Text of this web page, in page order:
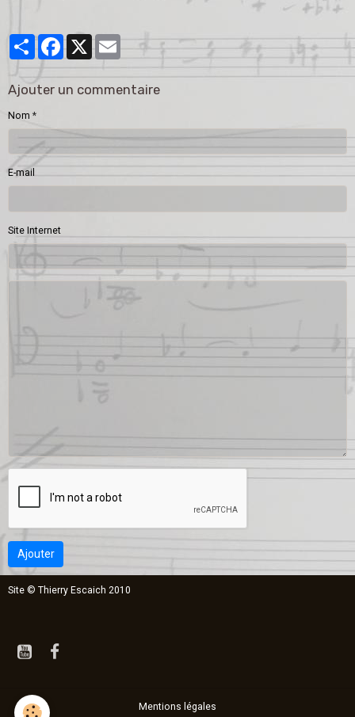
PartagerFacebook Email
Ajouter un commentaire
Nom
E-mail
Site Internet
Ajouter
Site © Thierry Escaich 2010
Mentions légales